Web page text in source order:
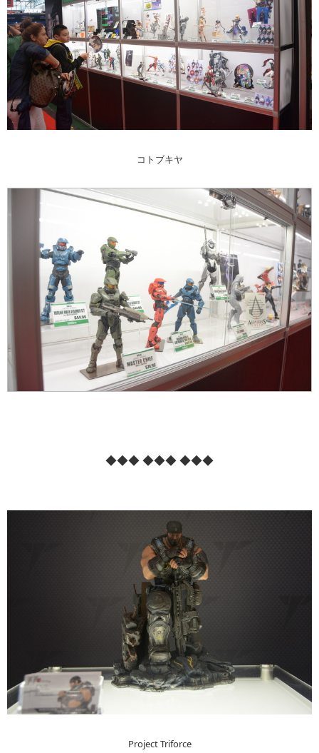
コトブキヤ
◆◆◆ ◆◆◆ ◆◆◆
Project Triforce